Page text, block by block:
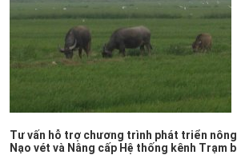
Tư vấn hỗ trợ chương trình phát triển nông
Nạo vét và Nâng cấp Hệ thống kênh Trạm